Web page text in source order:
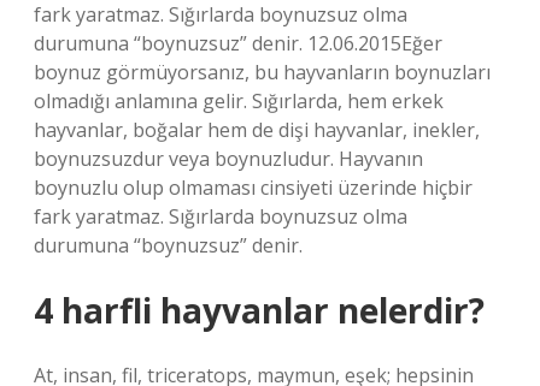
fark yaratmaz. Sığırlarda boynuzsuz olma
durumuna “boynuzsuz” denir. 12.06.2015Eğer
boynuz görmüyorsanız, bu hayvanların boynuzları
olmadığı anlamına gelir. Sığırlarda, hem erkek
hayvanlar, boğalar hem de dişi hayvanlar, inekler,
boynuzsuzdur veya boynuzludur. Hayvanın
boynuzlu olup olmaması cinsiyeti üzerinde hiçbir
fark yaratmaz. Sığırlarda boynuzsuz olma
durumuna “boynuzsuz” denir.
4 harfli hayvanlar nelerdir?
At, insan, fil, triceratops, maymun, eşek; hepsinin